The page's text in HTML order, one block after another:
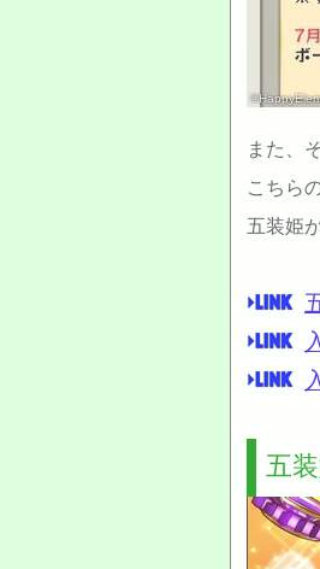
また、
こちら
五装姫
五